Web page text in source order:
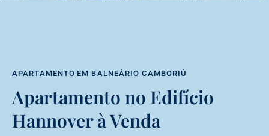
APARTAMENTO EM BALNEÁRIO CAMBORIÚ
Apartamento no Edifício
Hannover à Venda